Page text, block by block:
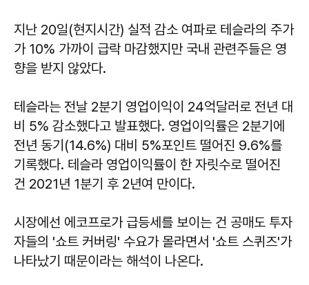
지난 20일(현지시간) 실적 감소 여파로 테슬라의 주가
가 10% 가까이 급락 마감했지만 국내 관련주들은 영
향을 받지 않았다.
테슬라는 전날 2분기 영업이익이 24억달러로 전년 대
비 5% 감소했다고 발표했다. 영업이익률은 2분기에
전년 동기(14.6%) 대비 5%포인트 떨어진 9.6%를
기록했다. 테슬라 영업이익률이 한 자릿수로 떨어진
건 2021년 1분기 후 2년여 만이다.
시장에선 에코프로가 급등세를 보이는 건 공매도 투자
자들의 '쇼트 커버링' 수요가 몰라면서 '쇼트 스퀴즈'가
나타났기 때문이라는 해석이 나온다.